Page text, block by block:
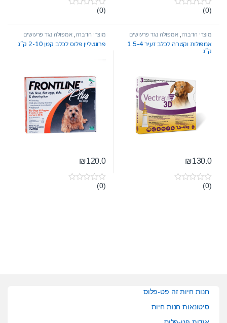
0
t
f
5
(0)
0
t
f
(0)
מוצרי הדברה ,אמפולה נגד פרעושים
אמפולות וקטרה לכלב זעיר 1.5-4
ק”ג
₪130.0
0(0)
מוצרי הדברה ,אמפולה נגד פרעושים
פרונטליין פלוס לכלב קטן 2-10 ק”ג
₪120.0
0(0)
חנות חיות זה פט-פלוס
סיטונאות חנות חיות